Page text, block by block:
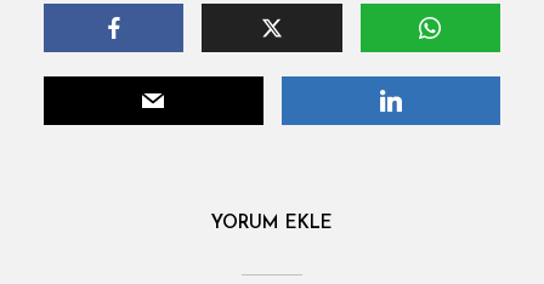
YORUM EKLE